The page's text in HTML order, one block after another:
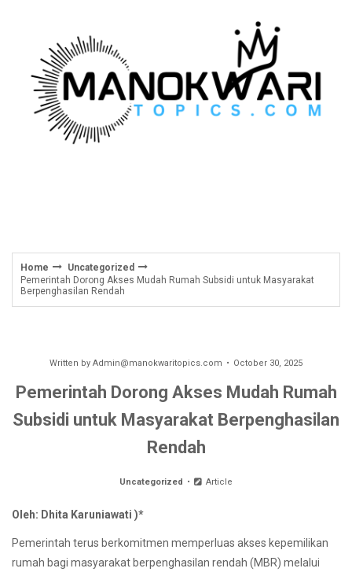
Home
Uncategorized
Pemerintah Dorong Akses Mudah Rumah Subsidi untuk Masyarakat
Berpenghasilan Rendah
Written by Admin@manokwaritopics.com October 30, 2025
Pemerintah Dorong Akses Mudah Rumah
Subsidi untuk Masyarakat Berpenghasilan
Rendah
Uncategorized Article
Oleh: Dhita Karuniawati )*
Pemerintah terus berkomitmen memperluas akses kepemilikan
rumah bagi masyarakat berpenghasilan rendah (MBR) melalui